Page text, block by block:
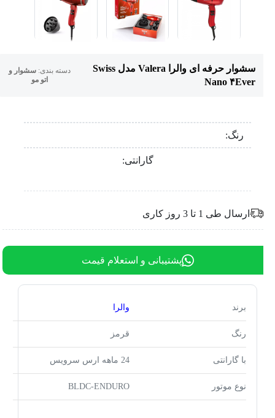
سشوار حرفه ای والرا Valera مدل Swiss
Nano ۴Ever
دسته بندی:سشوار و
اتو مو
رنگ:
گارانتی:
ارسال طی 1 تا 3 روز کاری
پشتیبانی و استعلام قیمت
برند والرا
رنگ قرمز
با گارانتی
نوع موتور BLDC-ENDURO